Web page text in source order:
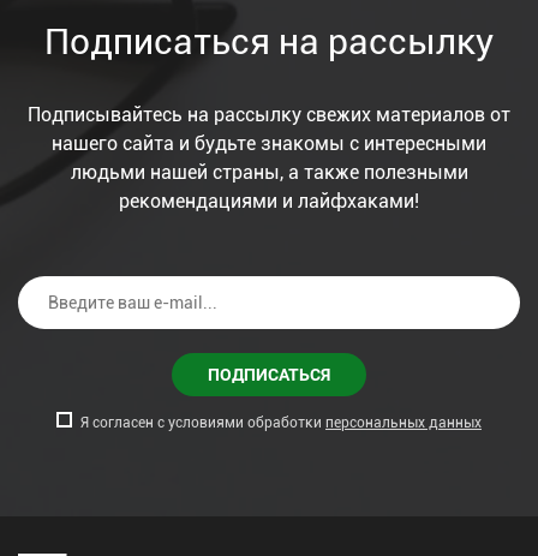
Подписаться на рассылку
Подписывайтесь на рассылку свежих материалов от
нашего сайта и будьте знакомы с интересными
людьми нашей страны, а также полезными
рекомендациями и лайфхаками!
ПОДПИСАТЬСЯ
Я согласен с условиями обработки персональных данных